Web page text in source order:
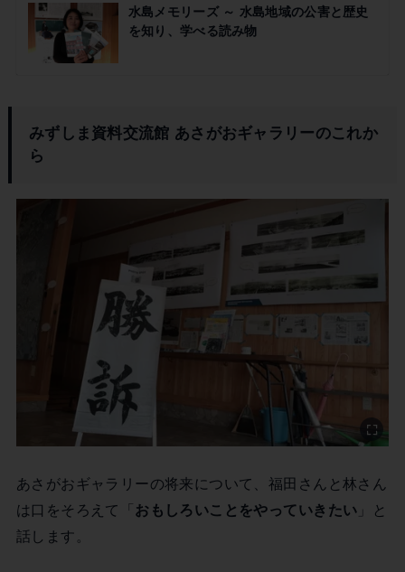
水島メモリーズ ～ 水島地域の公害と歴史
を知り、学べる読み物
みずしま資料交流館 あさがおギャラリーのこれか
ら
あさがおギャラリーの将来について、福田さんと林さん
は口をそろえて「おもしろいことをやっていきたい 」と
話します。